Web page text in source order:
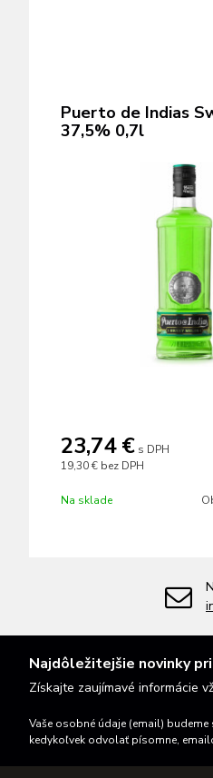
Puerto de Indias
37,5% 0,7l
23,74 € s DPH
19,30 € bez DPH
Na sklade
Najdôležitejšie novinky
Získajte zaujímavé informácie
Vaše osobné údaje (email)
kedykoľvek odvolať písomne,